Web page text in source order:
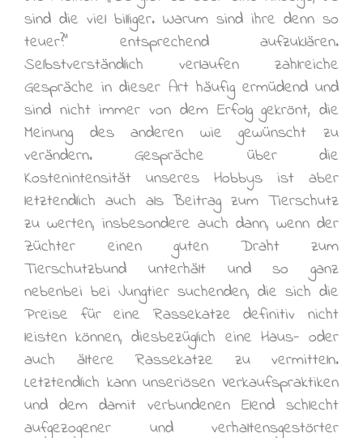
sind die viel billiger. Warum sind ihre denn so
teuer?“ entsprechend aufzuklären.
Selbstverständlich verlaufen zahlreiche
Gespräche in dieser Art häufig ermüdend und
sind nicht immer von dem Erfolg gekrönt, die
Meinung des anderen wie gewünscht zu
verändern. Gespräche über die
Kostenintensität unseres Hobbys ist aber
letztendlich auch als Beitrag zum Tierschutz
zu werten, insbesondere auch dann, wenn der
Züchter einen guten Draht zum
Tierschutzbund unterhält und so ganz
nebenbei bei Jungtier suchenden, die sich die
Preise für eine Rassekatze definitiv nicht
leisten können, diesbezüglich eine Haus- oder
auch ältere Rassekatze zu vermitteln.
Letztendlich kann unseriösen Verkaufspraktiken
und dem damit verbundenen Elend schlecht
aufgezogener und verhaltensgestörter